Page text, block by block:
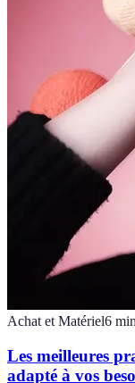
Achat et Matériel6 min
Les meilleures
adapté à vos